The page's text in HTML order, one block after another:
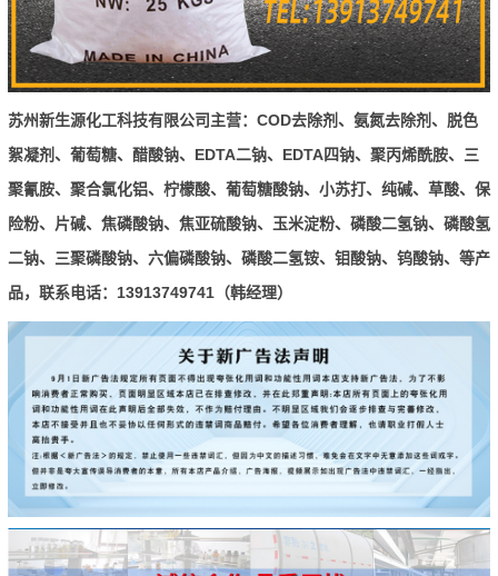
苏州新生源化工科技有限公司主营： COD去除剂、氨氮去除剂、脱色
絮凝剂、葡萄糖、醋酸钠、 EDTA二钠、 EDTA四钠、聚丙烯酰胺、三
聚氰胺、聚合氯化铝、柠檬酸、葡萄糖酸钠、小苏打、纯碱、草酸、保
险粉、片碱、焦磷酸钠、焦亚硫酸钠、玉米淀粉、磷酸二氢钠、磷酸氢
二钠、三聚磷酸钠、六偏磷酸钠、磷酸二氢铵、钼酸钠、钨酸钠、等产
品，联系电话： 13913749741 （韩经理）